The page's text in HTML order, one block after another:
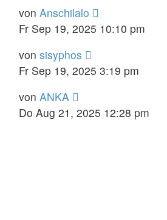
von Anschilalo
Fr Sep 19, 2025 10:10 pm
von sisyphos
Fr Sep 19, 2025 3:19 pm
von ANKA
Do Aug 21, 2025 12:28 pm